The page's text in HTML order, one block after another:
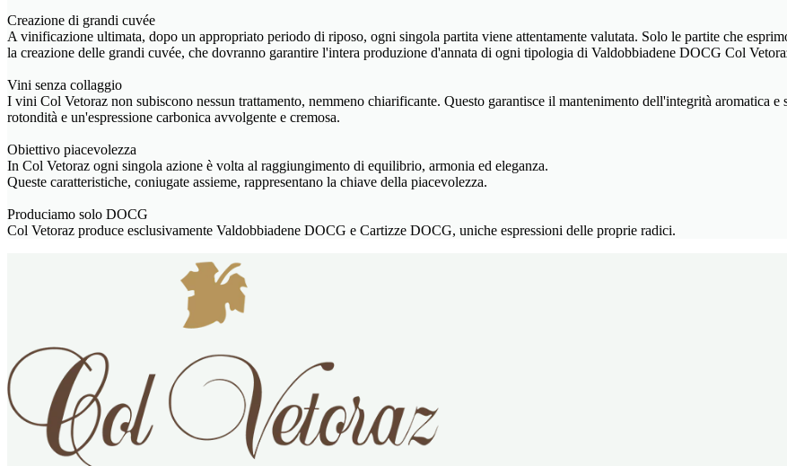
Creazione di grandi cuvée
A vinificazione ultimata, dopo un appropriato periodo di riposo, ogni singola partita viene attentamente valutata. Solo le partite che
la creazione delle grandi cuvée, che dovranno garantire l'intera produzione d'annata di ogni tipologia di Valdobbiadene DOCG Col
Vini senza collaggio
I vini Col Vetoraz non subiscono nessun trattamento, nemmeno chiarificante. Questo garantisce il mantenimento dell'integrità aromatica
rotondità e un'espressione carbonica avvolgente e cremosa.
Obiettivo piacevolezza
In Col Vetoraz ogni singola azione è volta al raggiungimento di equilibrio, armonia ed eleganza.
Queste caratteristiche, coniugate assieme, rappresentano la chiave della piacevolezza.
Produciamo solo DOCG
Col Vetoraz produce esclusivamente Valdobbiadene DOCG e Cartizze DOCG, uniche espressioni delle proprie radici.